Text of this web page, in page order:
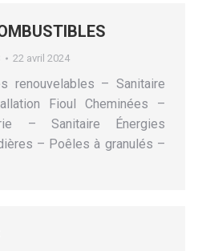
22 avril 2024
renouvelables – Sanitaire
Fioul Cheminées –
– Sanitaire Énergies
– Poêles à granulés –